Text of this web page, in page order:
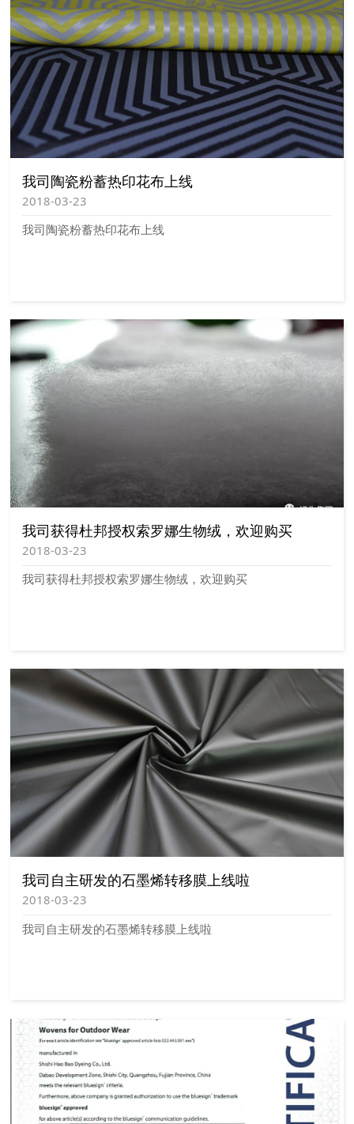
我司陶瓷粉蓄热印花布上线
2018-03-23
我司陶瓷粉蓄热印花布上线
我司获得杜邦授权索罗娜生物绒，欢迎购买
2018-03-23
我司获得杜邦授权索罗娜生物绒，欢迎购买
我司自主研发的石墨烯转移膜上线啦
2018-03-23
我司自主研发的石墨烯转移膜上线啦